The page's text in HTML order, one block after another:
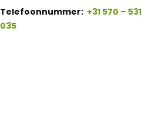
Telefoonnummer: +31 570 – 531
035